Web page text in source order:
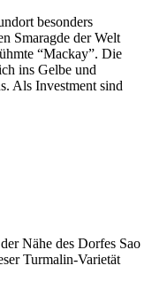
besonders
Smaragde der Welt
“Mackay”. Die
ins Gelbe und
Als Investment sind
Nähe des Dorfes Sao
Turmalin-Varietät